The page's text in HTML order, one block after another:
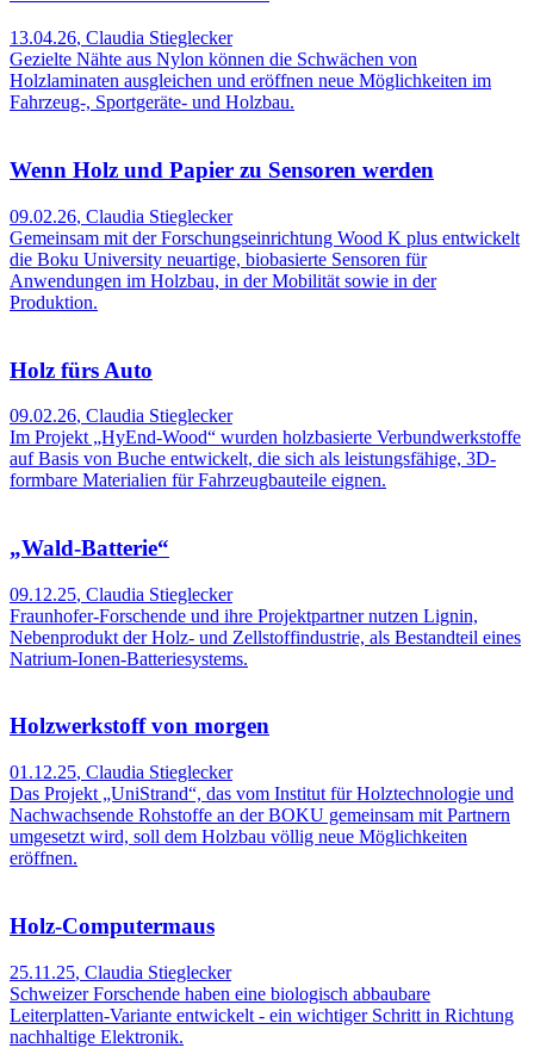
13.04.26, Claudia Stieglecker
Gezielte Nähte aus Nylon können die Schwächen von
Holzlaminaten ausgleichen und eröffnen neue Möglichkeiten im
Fahrzeug-, Sportgeräte- und Holzbau.
Wenn Holz und Papier zu Sensoren werden
09.02.26, Claudia Stieglecker
Gemeinsam mit der Forschungseinrichtung Wood K plus entwickelt
die Boku University neuartige, biobasierte Sensoren für
Anwendungen im Holzbau, in der Mobilität sowie in der
Produktion.
Holz fürs Auto
09.02.26, Claudia Stieglecker
Im Projekt „HyEnd-Wood“ wurden holzbasierte Verbundwerkstoffe
auf Basis von Buche entwickelt, die sich als leistungsfähige, 3D-
formbare Materialien für Fahrzeugbauteile eignen.
„Wald-Batterie“
09.12.25, Claudia Stieglecker
Fraunhofer-Forschende und ihre Projektpartner nutzen Lignin,
Nebenprodukt der Holz- und Zellstoffindustrie, als Bestandteil eines
Natrium-Ionen-Batteriesystems.
Holzwerkstoff von morgen
01.12.25, Claudia Stieglecker
Das Projekt „UniStrand“, das vom Institut für Holztechnologie und
Nachwachsende Rohstoffe an der BOKU gemeinsam mit Partnern
umgesetzt wird, soll dem Holzbau völlig neue Möglichkeiten
eröffnen.
Holz-Computermaus
25.11.25, Claudia Stieglecker
Schweizer Forschende haben eine biologisch abbaubare
Leiterplatten-Variante entwickelt - ein wichtiger Schritt in Richtung
nachhaltige Elektronik.